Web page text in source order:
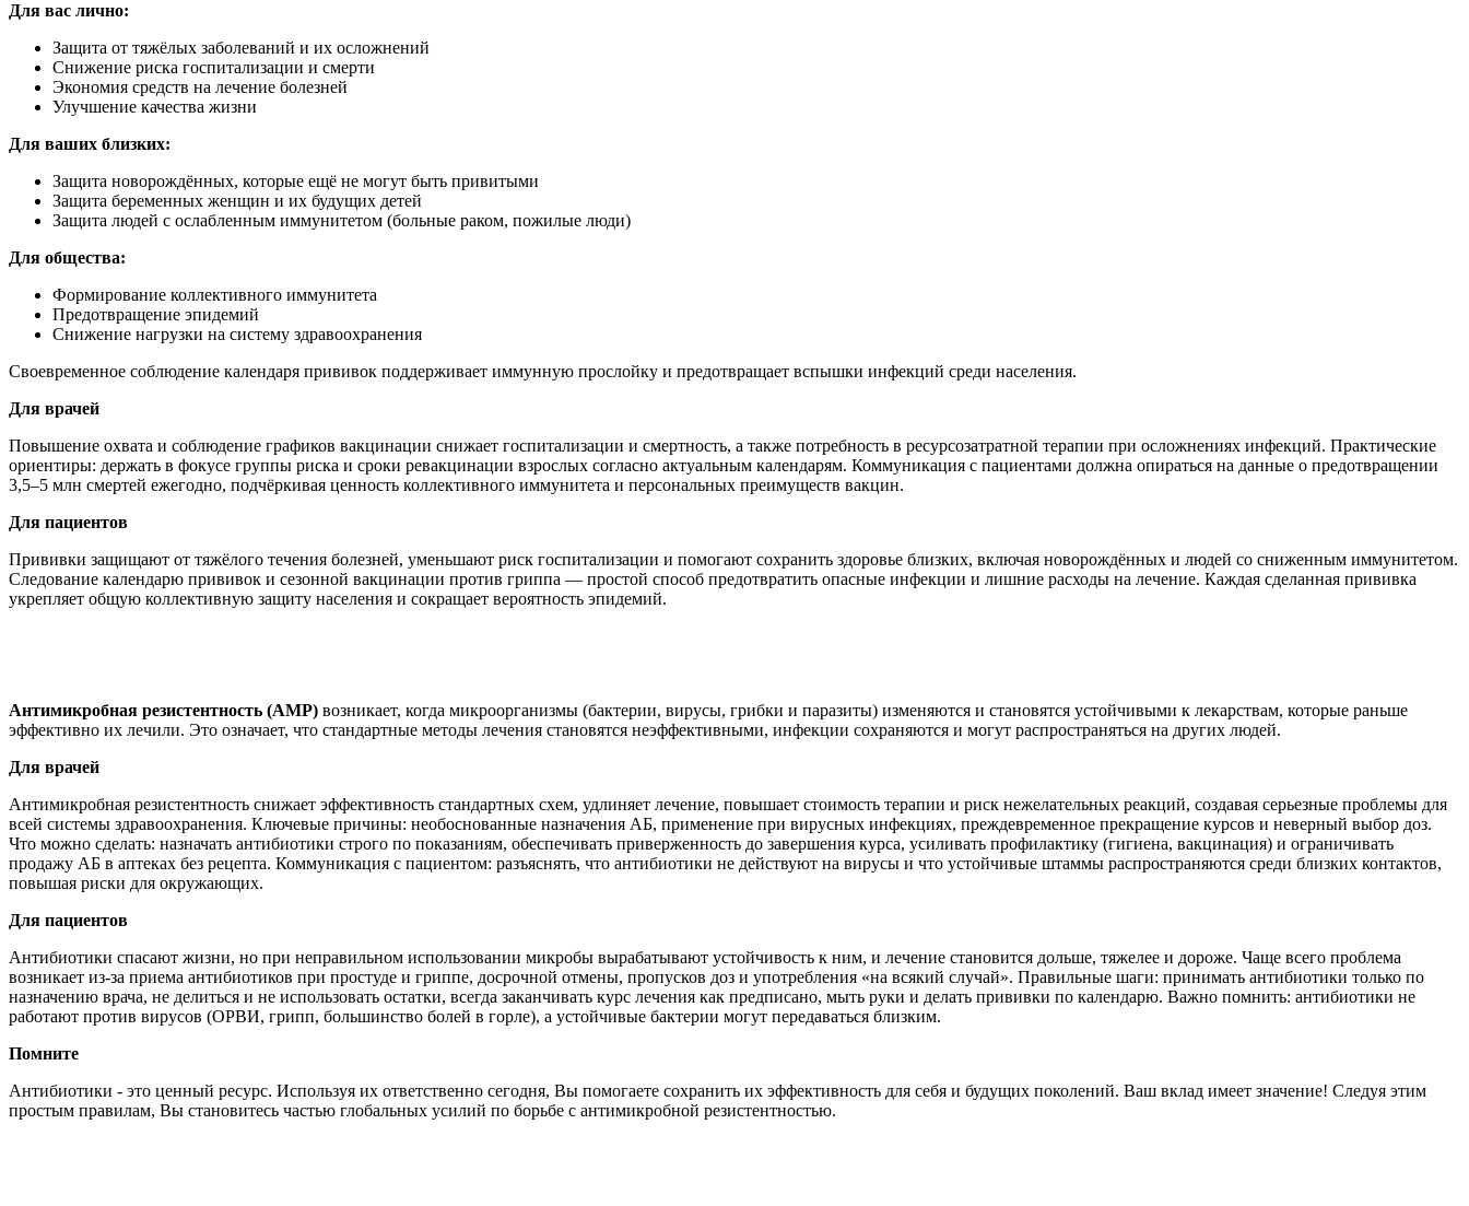
Для вас лично:
Защита от тяжёлых заболеваний и их осложнений
Снижение риска госпитализации и смерти
Экономия средств на лечение болезней
Улучшение качества жизни
Для ваших близких:
Защита новорождённых, которые ещё не могут быть привитыми
Защита беременных женщин и их будущих детей
Защита людей с ослабленным иммунитетом (больные раком, пожилые люди)
Для общества:
Формирование коллективного иммунитета
Предотвращение эпидемий
Снижение нагрузки на систему здравоохранения
Своевременное соблюдение календаря прививок поддерживает иммунную прослойку и предотвращает вспышки инфекций среди населения.
Для врачей
Повышение охвата и соблюдение графиков вакцинации снижает госпитализации и смертность, а также потребность в ресурсозатратной терапии при осложнениях инфекций. Практические
ориентиры: держать в фокусе группы риска и сроки ревакцинации взрослых согласно актуальным календарям. Коммуникация с пациентами должна опираться на данные о предотвращении
3,5–5 млн смертей ежегодно, подчёркивая ценность коллективного иммунитета и персональных преимуществ вакцин.
Для пациентов
Прививки защищают от тяжёлого течения болезней, уменьшают риск госпитализации и помогают сохранить здоровье близких, включая новорождённых и людей со сниженным иммунитетом.
Следование календарю прививок и сезонной вакцинации против гриппа — простой способ предотвратить опасные инфекции и лишние расходы на лечение. Каждая сделанная прививка
укрепляет общую коллективную защиту населения и сокращает вероятность эпидемий.
Антимикробная резистентность (АМР) возникает, когда микроорганизмы (бактерии, вирусы, грибки и паразиты) изменяются и становятся устойчивыми к лекарствам, которые раньше
эффективно их лечили. Это означает, что стандартные методы лечения становятся неэффективными, инфекции сохраняются и могут распространяться на других людей.
Для врачей
Антимикробная резистентность снижает эффективность стандартных схем, удлиняет лечение, повышает стоимость терапии и риск нежелательных реакций, создавая серьезные проблемы для
всей системы здравоохранения. Ключевые причины: необоснованные назначения АБ, применение при вирусных инфекциях, преждевременное прекращение курсов и неверный выбор доз.
Что можно сделать: назначать антибиотики строго по показаниям, обеспечивать приверженность до завершения курса, усиливать профилактику (гигиена, вакцинация) и ограничивать
продажу АБ в аптеках без рецепта. Коммуникация с пациентом: разъяснять, что антибиотики не действуют на вирусы и что устойчивые штаммы распространяются среди близких контактов,
повышая риски для окружающих.
Для пациентов
Антибиотики спасают жизни, но при неправильном использовании микробы вырабатывают устойчивость к ним, и лечение становится дольше, тяжелее и дороже. Чаще всего проблема
возникает из-за приема антибиотиков при простуде и гриппе, досрочной отмены, пропусков доз и употребления «на всякий случай». Правильные шаги: принимать антибиотики только по
назначению врача, не делиться и не использовать остатки, всегда заканчивать курс лечения как предписано, мыть руки и делать прививки по календарю. Важно помнить: антибиотики не
работают против вирусов (ОРВИ, грипп, большинство болей в горле), а устойчивые бактерии могут передаваться близким.
Помните
Антибиотики - это ценный ресурс. Используя их ответственно сегодня, Вы помогаете сохранить их эффективность для себя и будущих поколений. Ваш вклад имеет значение! Следуя этим
простым правилам, Вы становитесь частью глобальных усилий по борьбе с антимикробной резистентностью.